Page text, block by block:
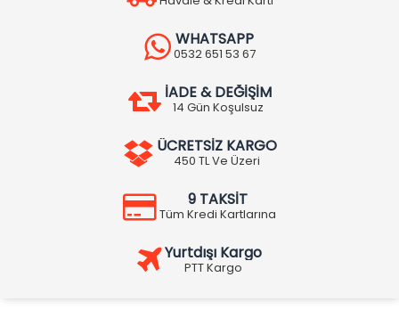
WHATSAPP
0532 651 53 67
İADE & DEĞİŞİM
14 Gün Koşulsuz
ÜCRETSİZ KARGO
450 TL Ve Üzeri
9 TAKSİT
Tüm Kredi Kartlarına
Yurtdışı Kargo
PTT Kargo